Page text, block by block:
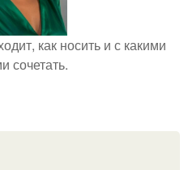
как носить и с какими
сочетать.